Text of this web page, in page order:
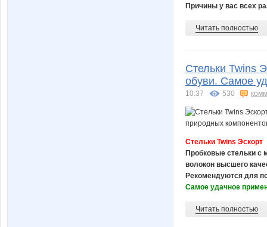
Причины у вас всех
Читать полностью
Стельки Twins
обуви. Самое
10:37 530
Стельки Twins Эскорт
Пробковые стельки с
волокон высшего
Рекомендуются для
Самое удачное
Читать полностью